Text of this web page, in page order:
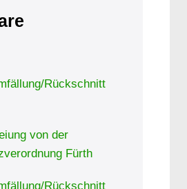
Rückschnitt
von der
Fürth
Rückschnitt